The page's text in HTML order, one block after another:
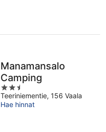
Manamansalo
Camping
2.5
out
of
Teeriniementie, 156 Vaala
Hae hinnat